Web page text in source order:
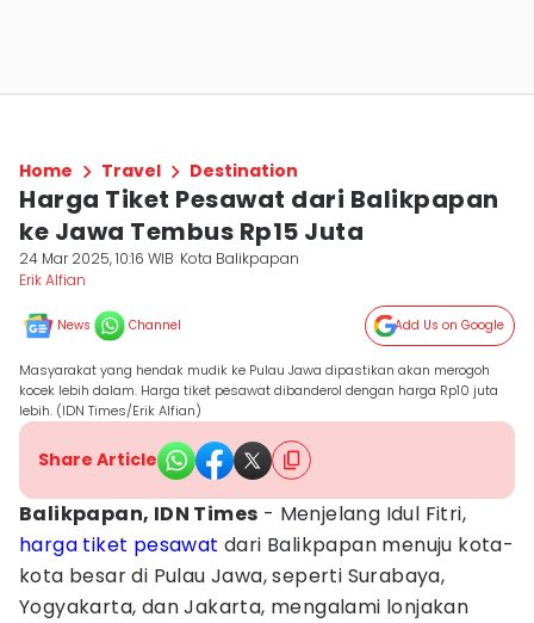
Home Travel Destination
Harga Tiket Pesawat dari Balikpapan
ke Jawa Tembus Rp15 Juta
24 Mar 2025, 10:16 WIB Kota Balikpapan
Erik Alfian
News Channel Add Us on Google
Masyarakat yang hendak mudik ke Pulau Jawa dipastikan akan merogoh
kocek lebih dalam. Harga tiket pesawat dibanderol dengan harga Rp10 juta
lebih. (IDN Times/Erik Alfian)
Share Article
Balikpapan, IDN Times - Menjelang Idul Fitri,
harga tiket pesawat dari Balikpapan menuju kota-
kota besar di Pulau Jawa, seperti Surabaya,
Yogyakarta, dan Jakarta, mengalami lonjakan